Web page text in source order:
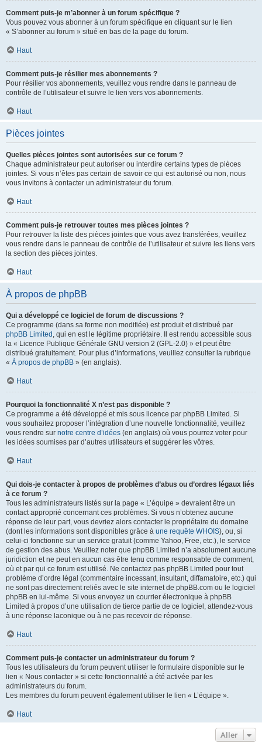
Comment puis-je m’abonner à un forum spécifique ?
Vous pouvez vous abonner à un forum spécifique en cliquant sur le lien
« S’abonner au forum » situé en bas de la page du forum.
Haut
Comment puis-je résilier mes abonnements ?
Pour résilier vos abonnements, veuillez vous rendre dans le panneau de
contrôle de l’utilisateur et suivre le lien vers vos abonnements.
Haut
Pièces jointes
Quelles pièces jointes sont autorisées sur ce forum ?
Chaque administrateur peut autoriser ou interdire certains types de pièces
jointes. Si vous n’êtes pas certain de savoir ce qui est autorisé ou non, nous
vous invitons à contacter un administrateur du forum.
Haut
Comment puis-je retrouver toutes mes pièces jointes ?
Pour retrouver la liste des pièces jointes que vous avez transférées, veuillez
vous rendre dans le panneau de contrôle de l’utilisateur et suivre les liens vers
la section des pièces jointes.
Haut
À propos de phpBB
Qui a développé ce logiciel de forum de discussions ?
Ce programme (dans sa forme non modifiée) est produit et distribué par
phpBB Limited , qui en est le légitime propriétaire. Il est rendu accessible sous
la « Licence Publique Générale GNU version 2 (GPL-2.0) » et peut être
distribué gratuitement. Pour plus d’informations, veuillez consulter la rubrique
« À propos de phpBB » (en anglais).
Haut
Pourquoi la fonctionnalité X n’est pas disponible ?
Ce programme a été développé et mis sous licence par phpBB Limited. Si
vous souhaitez proposer l’intégration d’une nouvelle fonctionnalité, veuillez
vous rendre sur notre centre d’idées (en anglais) où vous pourrez voter pour
les idées soumises par d’autres utilisateurs et suggérer les vôtres.
Haut
Qui dois-je contacter à propos de problèmes d’abus ou d’ordres légaux liés
à ce forum ?
Tous les administrateurs listés sur la page « L’équipe » devraient être un
contact approprié concernant ces problèmes. Si vous n’obtenez aucune
réponse de leur part, vous devriez alors contacter le propriétaire du domaine
(dont les informations sont disponibles grâce à une requête WHOIS), ou, si
celui-ci fonctionne sur un service gratuit (comme Yahoo, Free, etc.), le service
de gestion des abus. Veuillez noter que phpBB Limited n’a absolument aucune
juridiction et ne peut en aucun cas être tenu comme responsable de comment,
où et par qui ce forum est utilisé. Ne contactez pas phpBB Limited pour tout
problème d’ordre légal (commentaire incessant, insultant, diffamatoire, etc.) qui
ne sont pas directement reliés avec le site internet de phpBB.com ou le logiciel
phpBB en lui-même. Si vous envoyez un courrier électronique à phpBB
Limited à propos d’une utilisation de tierce partie de ce logiciel, attendez-vous
à une réponse laconique ou à ne pas recevoir de réponse.
Haut
Comment puis-je contacter un administrateur du forum ?
Tous les utilisateurs du forum peuvent utiliser le formulaire disponible sur le
lien « Nous contacter » si cette fonctionnalité a été activée par les
administrateurs du forum.
Les membres du forum peuvent également utiliser le lien « L’équipe ».
Haut
Aller